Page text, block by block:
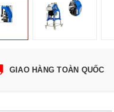
GIAO HÀNG TOÀN QUỐC